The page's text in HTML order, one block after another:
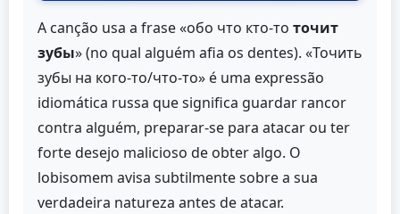
A canção usa a frase «обо что кто-то точит
зубы» (no qual alguém afia os dentes). «Точить
зубы на кого-то/что-то» é uma expressão
idiomática russa que significa guardar rancor
contra alguém, preparar-se para atacar ou ter
forte desejo malicioso de obter algo. O
lobisomem avisa subtilmente sobre a sua
verdadeira natureza antes de atacar.